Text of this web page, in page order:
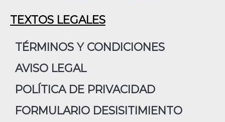
e
b
o
k
g
m
d
TEXTOS LEGALES
TÉRMINOS Y CONDICIONES
AVISO LEGAL
POLÍTICA DE PRIVACIDAD
FORMULARIO DESISITIMIENTO